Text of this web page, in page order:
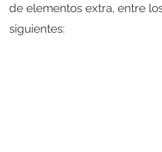
de elementos extra, entre
siguientes: